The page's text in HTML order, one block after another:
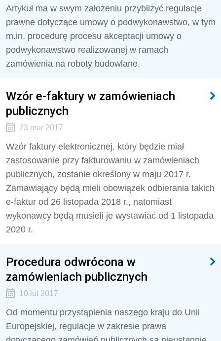
Artykuł ma w swym założeniu przybliżyć regulacje
prawne dotyczące umowy o podwykonawstwo, w tym
m.in. procedurę procesu akceptacji umowy o
podwykonawstwo realizowanej w ramach
zamówienia na roboty budowlane.
Wzór e-faktury w zamówieniach
publicznych
23 mar 2017
Wzór faktury elektronicznej, który będzie miał
zastosowanie przy fakturowaniu w zamówieniach
publicznych, zostanie określony w maju 2017 r.
Zamawiający będą mieli obowiązek odbierania takich
e-faktur od 26 listopada 2018 r., natomiast
wykonawcy będą musieli je wystawiać od 1 listopada
2020 r.
Procedura odwrócona w
zamówieniach publicznych
10 lut 2017
Od momentu przystąpienia naszego kraju do Unii
Europejskiej, regulacje w zakresie prawa